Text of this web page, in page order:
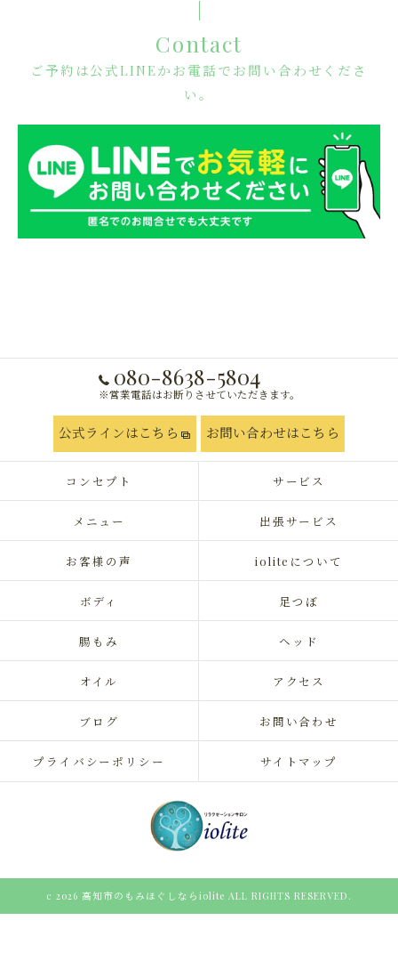
Contact
ご予約は公式LINEかお電話でお問い合わせくださ
い。
080-8638-5804
※営業電話はお断りさせていただきます。
公式ラインはこちら お問い合わせはこちら
コンセプト サービス
メニュー 出張サービス
お客様の声 ioliteについて
ボディ 足つぼ
腸もみ ヘッド
オイル アクセス
ブログ お問い合わせ
プライバシーポリシー サイトマップ
c 2026 高知市のもみほぐしならiolite ALL RIGHTS RESERVED.